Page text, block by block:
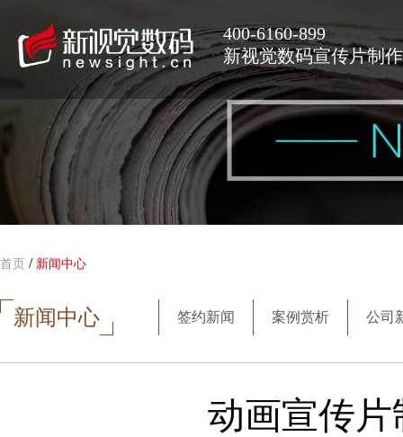
400-6160-899
新视觉数码宣传片制
首页 / 新闻中心
新闻中心 签约新闻 案例赏析 公司
动画宣传